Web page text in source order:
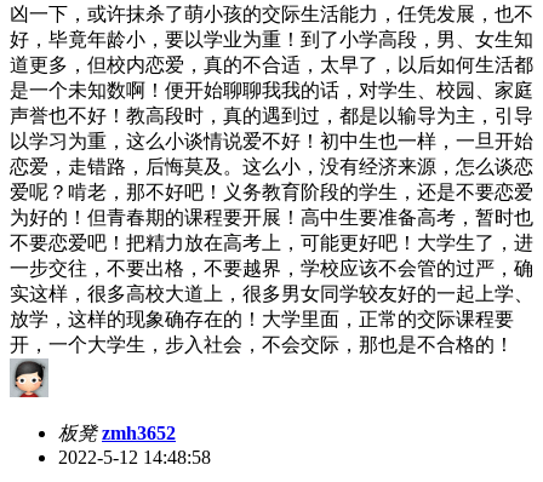
凶一下，或许抹杀了萌小孩的交际生活能力，任凭发展，也不
好，毕竟年龄小，要以学业为重！到了小学高段，男、女生知
道更多，但校内恋爱，真的不合适，太早了，以后如何生活都
是一个未知数啊！便开始聊聊我我的话，对学生、校园、家庭
声誉也不好！教高段时，真的遇到过，都是以输导为主，引导
以学习为重，这么小谈情说爱不好！初中生也一样，一旦开始
恋爱，走错路，后悔莫及。这么小，没有经济来源，怎么谈恋
爱呢？啃老，那不好吧！义务教育阶段的学生，还是不要恋爱
为好的！但青春期的课程要开展！高中生要准备高考，暂时也
不要恋爱吧！把精力放在高考上，可能更好吧！大学生了，进
一步交往，不要出格，不要越界，学校应该不会管的过严，确
实这样，很多高校大道上，很多男女同学较友好的一起上学、
放学，这样的现象确存在的！大学里面，正常的交际课程要
开，一个大学生，步入社会，不会交际，那也是不合格的！
板凳 zmh3652
2022-5-12 14:48:58